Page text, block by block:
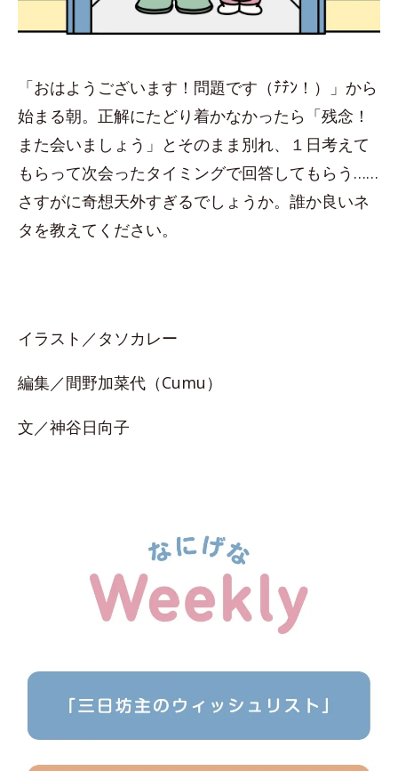
「おはようございます！問題です（ﾃ゙ﾃ゙ﾝ！）」から
始まる朝。正解にたどり着かなかったら「残念！
また会いましょう」とそのまま別れ、１日考えて
もらって次会ったタイミングで回答してもらう……
さすがに奇想天外すぎるでしょうか。誰か良いネ
タを教えてください。
イラスト／タソカレー
編集／間野加菜代（Cumu）
文／神谷日向子